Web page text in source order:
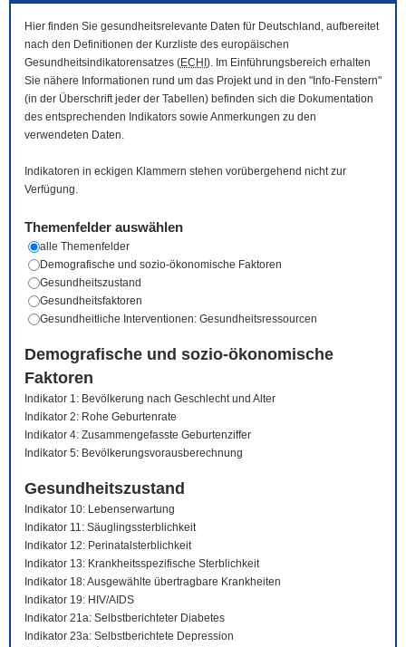
Hier finden Sie gesundheitsrelevante Daten für Deutschland, aufbereitet
nach den Definitionen der Kurzliste des europäischen
Gesundheitsindikatorensatzes (ECHI ). Im Einführungsbereich erhalten
Sie nähere Informationen rund um das Projekt und in den "Info-Fenstern"
(in der Überschrift jeder der Tabellen) befinden sich die Dokumentation
des entsprechenden Indikators sowie Anmerkungen zu den
verwendeten Daten.
Indikatoren in eckigen Klammern stehen vorübergehend nicht zur
Verfügung.
Themenfelder auswählen
alle Themenfelder
Demografische und sozio-ökonomische Faktoren
Gesundheitszustand
Gesundheitsfaktoren
Gesundheitliche Interventionen: Gesundheitsressourcen
Demografische und sozio-ökonomische
Faktoren
Indikator 1: Bevölkerung nach Geschlecht und Alter
Indikator 2: Rohe Geburtenrate
Indikator 4: Zusammengefasste Geburtenziffer
Indikator 5: Bevölkerungsvorausberechnung
Gesundheitszustand
Indikator 10: Lebenserwartung
Indikator 11: Säuglingssterblichkeit
Indikator 12: Perinatalsterblichkeit
Indikator 13: Krankheitsspezifische Sterblichkeit
Indikator 18: Ausgewählte übertragbare Krankheiten
Indikator 19: HIV/AIDS
Indikator 21a: Selbstberichteter Diabetes
Indikator 23a: Selbstberichtete Depression